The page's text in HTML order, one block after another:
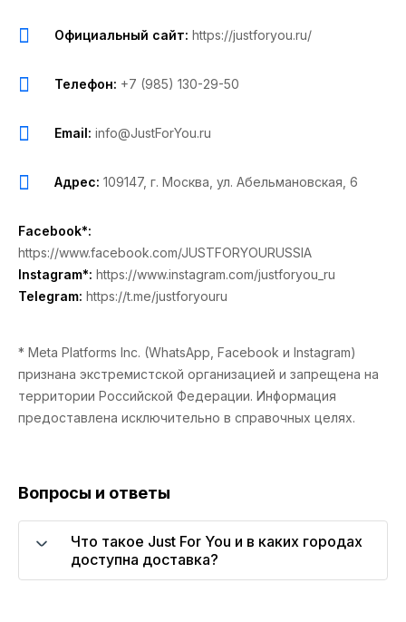
Официальный сайт: https://justforyou.ru/
Телефон: +7 (985) 130-29-50
Email: info@JustForYou.ru
Адрес: 109147, г. Москва, ул. Абельмановская, 6
Facebook*:
https://www.facebook.com/JUSTFORYOURUSSIA
Instagram*: https://www.instagram.com/justforyou_ru
Telegram: https://t.me/justforyouru
* Meta Platforms Inc. (WhatsApp, Facebook и Instagram)
признана экстремистской организацией и запрещена на
территории Российской Федерации. Информация
предоставлена исключительно в справочных целях.
Вопросы и ответы
Что такое Just For You и в каких городах
доступна доставка?